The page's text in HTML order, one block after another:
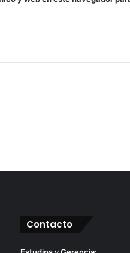
Contacto